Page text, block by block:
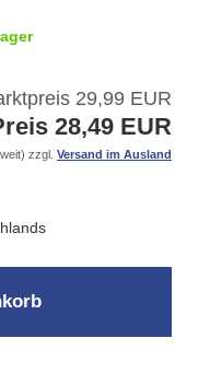
29,99 EUR
28,49 EUR
zzgl. Versand im Ausland